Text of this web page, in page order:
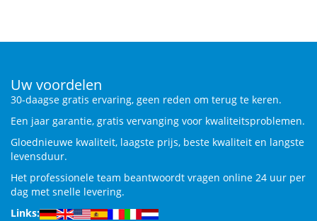
Uw voordelen
30-daagse gratis ervaring, geen reden om terug te keren.
Een jaar garantie, gratis vervanging voor kwaliteitsproblemen.
Gloednieuwe kwaliteit, laagste prijs, beste kwaliteit en langste
levensduur.
Het professionele team beantwoordt vragen online 24 uur per
dag met snelle levering.
Links: